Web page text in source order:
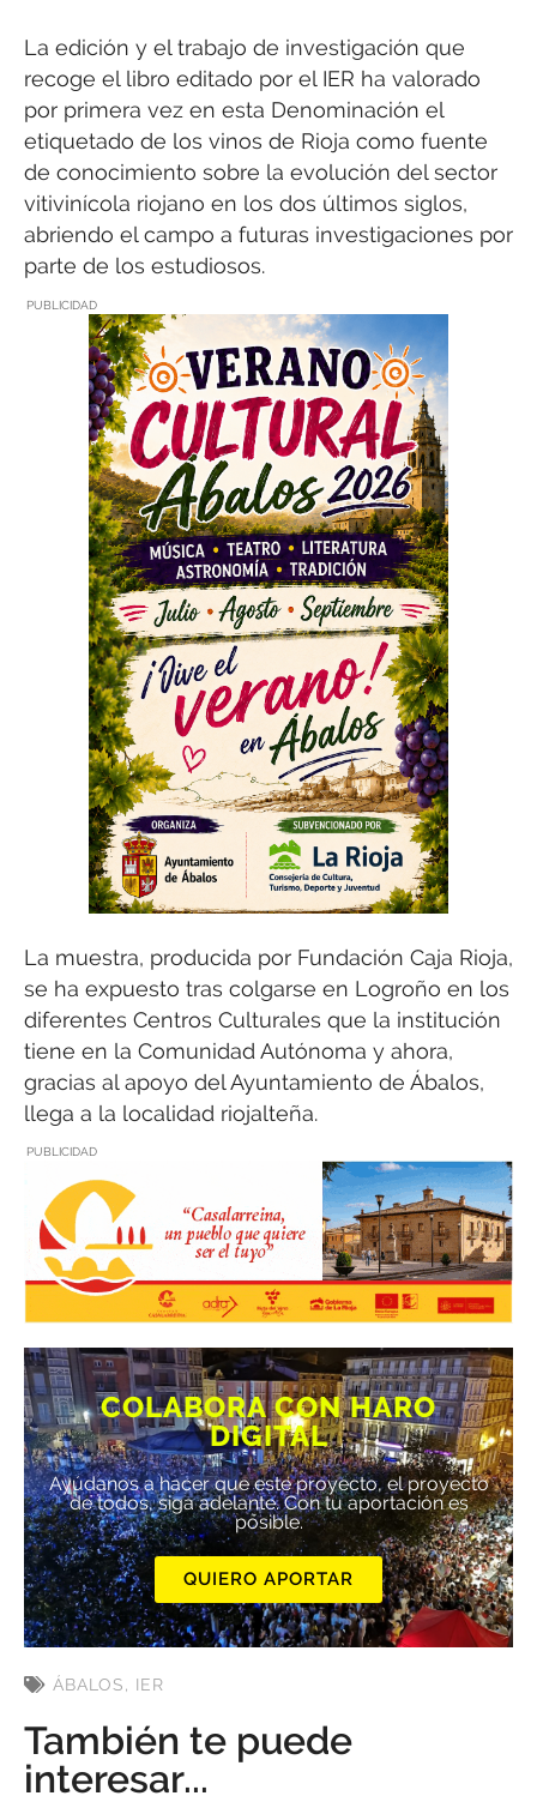
La edición y el trabajo de investigación que
recoge el libro editado por el IER ha valorado
por primera vez en esta Denominación el
etiquetado de los vinos de Rioja como fuente
de conocimiento sobre la evolución del sector
vitivinícola riojano en los dos últimos siglos,
abriendo el campo a futuras investigaciones por
parte de los estudiosos.
PUBLICIDAD
La muestra, producida por Fundación Caja Rioja,
se ha expuesto tras colgarse en Logroño en los
diferentes Centros Culturales que la institución
tiene en la Comunidad Autónoma y ahora,
gracias al apoyo del Ayuntamiento de Ábalos,
llega a la localidad riojalteña.
PUBLICIDAD
COLABORA CON HARO
DIGITAL
Ayúdanos a hacer que este proyecto, el proyecto
de todos, siga adelante. Con tu aportación es
posible.
QUIERO APORTAR
ÁBALOS, IER
También te puede
interesar...